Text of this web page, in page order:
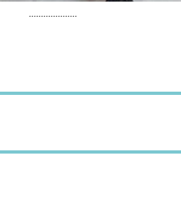
....................